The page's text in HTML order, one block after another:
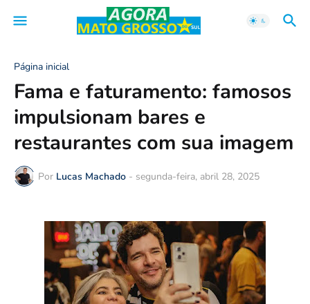
Página inicial
Fama e faturamento: famosos
impulsionam bares e
restaurantes com sua imagem
Por Lucas Machado - segunda-feira, abril 28, 2025